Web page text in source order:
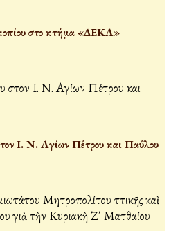
στο κτήμα «ΔΕΚΑ»
Ι. Ν. Αγίων Πέτρου και Παύλου